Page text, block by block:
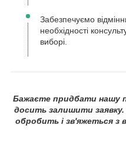
Забезпечуємо
необхідності
виборі.
Бажаєте придбати нашу
досить залишити
обробить і зв'яжеться з